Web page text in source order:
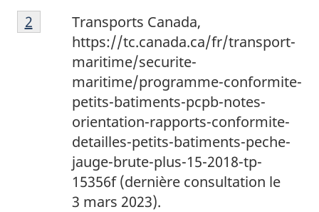
2
Transports Canada,
https://tc.canada.ca/fr/transport-
maritime/securite-
maritime/programme-conformite-
petits-batiments-pcpb-notes-
orientation-rapports-conformite-
detailles-petits-batiments-peche-
jauge-brute-plus-15-2018-tp-
15356f (dernière consultation le
3 mars 2023).
Return to footnote
2 referrer